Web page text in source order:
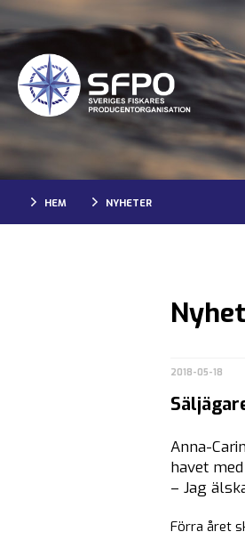
HEM NYHETER
2018-05-18
Anna-
havet
– Jag
Förra året